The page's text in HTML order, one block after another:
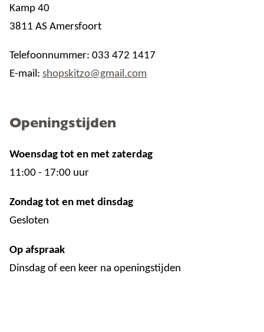
Kamp 40
3811 AS Amersfoort
Telefoonnummer: 033 472 1417
E-mail: shopskitzo@gmail.com
Openingstijden
Woensdag tot en met zaterdag
11:00 - 17:00 uur
Zondag tot en met dinsdag
Gesloten
Op afspraak
Dinsdag of een keer na openingstijden